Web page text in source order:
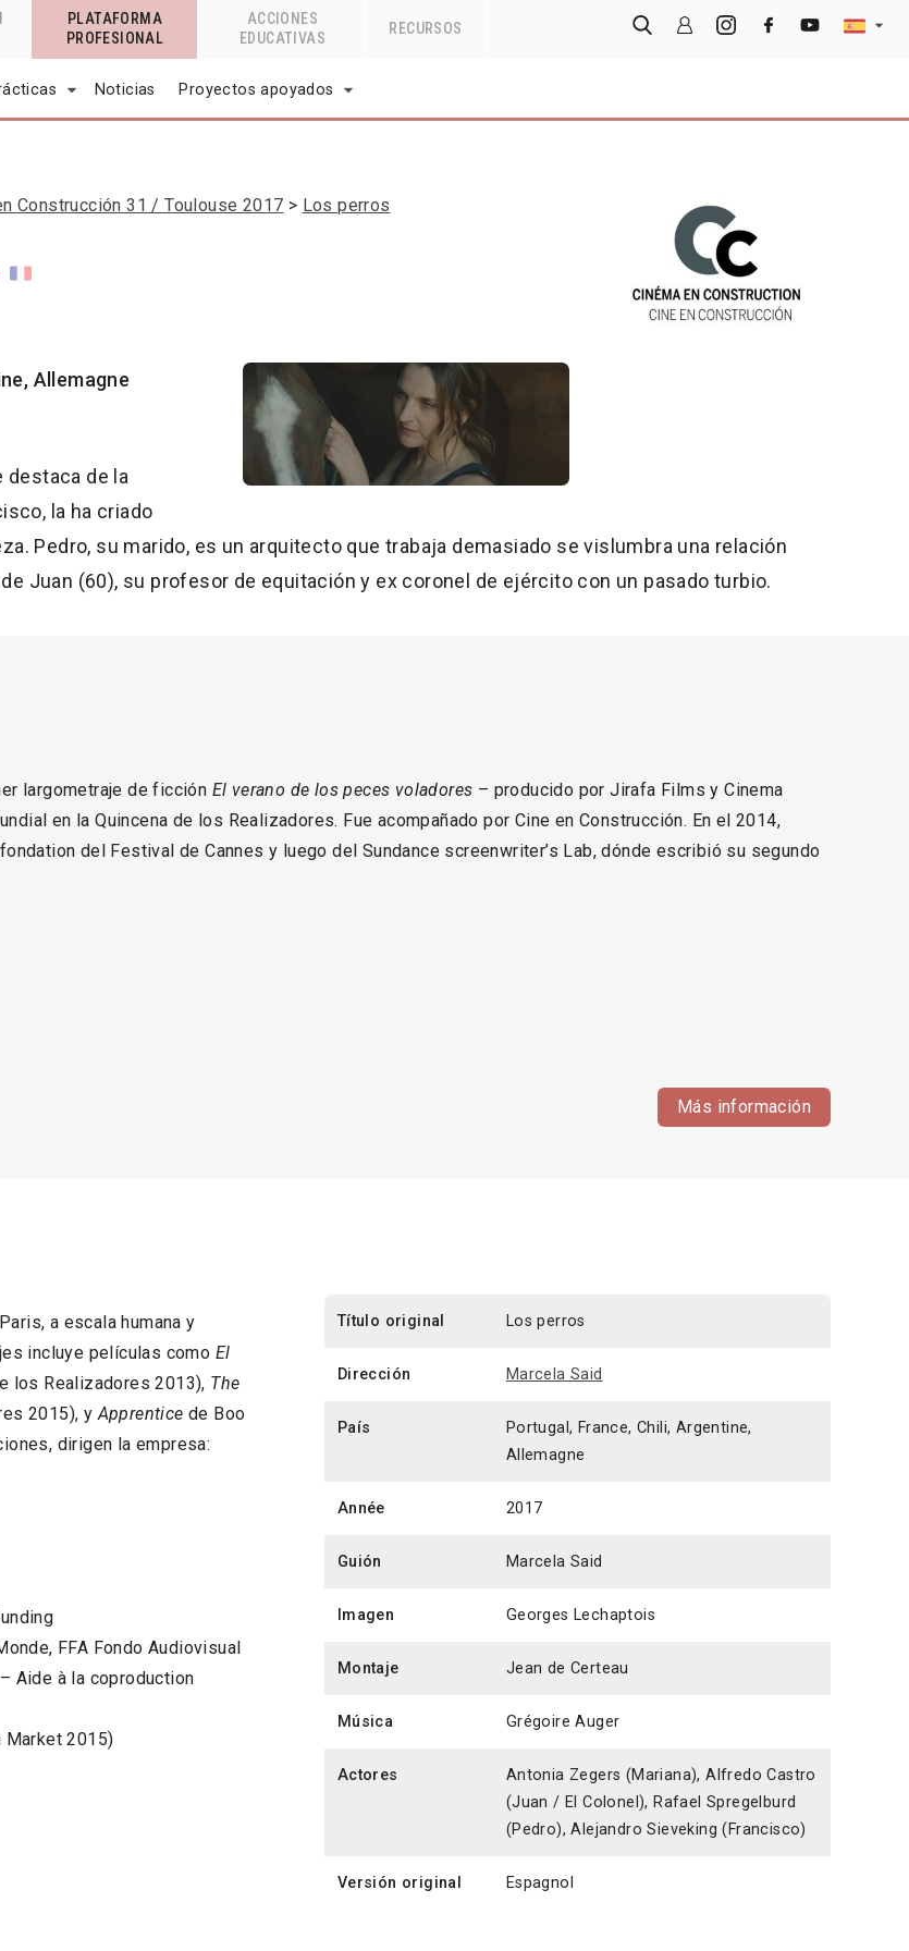
PLATAFORMA
PROFESIONAL
ACCIONES
EDUCATIVAS
RECURSOS
Noticias Proyectos apoyados
Construcción 31 / Toulouse 2017 Los perros
Allemagne
destaca de la
la ha criado
Pedro, su marido, es un arquitecto que trabaja demasiado se vislumbra una relación
Juan (60), su profesor de equitación y ex coronel de ejército con un pasado turbio.
largometraje de ficción El verano de los peces voladores – producido por Jirafa Films y Cinema
en la Quincena de los Realizadores. Fue acompañado por Cine en Construcción. En el 2014,
del Festival de Cannes y luego del Sundance screenwriter’s Lab, dónde escribió su segundo
Más información
a escala humana y
incluye películas como El
los Realizadores 2013), The
2015), yApprentice de Boo
dirigen la empresa:
FFA Fondo Audiovisual
Aide à la coproduction
Market 2015)
Título original Los perros
Dirección Marcela Said
País
Portugal, France, Chili, Argentine,
Allemagne
Année 2017
Guión Marcela Said
Imagen Georges Lechaptois
Montaje Jean de Certeau
Música Grégoire Auger
Actores
Antonia Zegers (Mariana), Alfredo Castro
(Juan / El Colonel), Rafael Spregelburd
(Pedro), Alejandro Sieveking (Francisco)
Versión original Espagnol